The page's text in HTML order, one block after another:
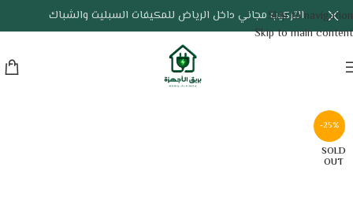
Skip to navigation
Skip to main content
التركيب مجاني داخل الرياض للمكيفات السبليت والشباك
-25%
SOLD
OUT